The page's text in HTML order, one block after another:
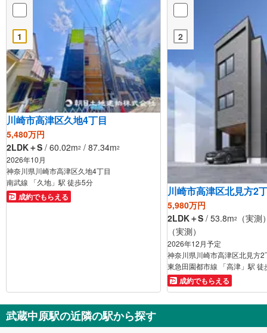
1
川崎市高津区久地4丁目
5,480万円
2LDK＋S / 60.02m2 / 87.34m2
2026年10月
神奈川県川崎市高津区久地4丁目
南武線 「久地」駅 徒歩5分
成約でもらえる
2
川崎市高津区北見方2
5,980万円
2LDK＋S / 53.8m2
（実
（実測）
2026年12月予定
神奈川県川崎市高津区北見方2
東急田園都市線 「高津」駅 徒
成約でもらえる
武蔵中原駅の近隣の駅から探す